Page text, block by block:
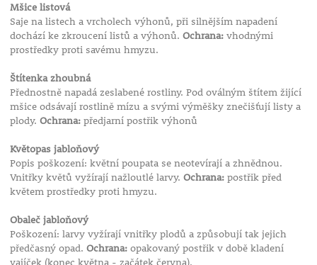
Mšice listová
Saje na listech a vrcholech výhonů, při silnějším napadení
dochází ke zkroucení listů a výhonů. Ochrana:vhodnými
prostředky proti savému hmyzu.
Štítenka zhoubná
Přednostně napadá zeslabené rostliny. Pod oválným štítem žijící
mšice odsávají rostlině mízu a svými výměšky znečišťují listy a
plody. Ochrana:předjarní postřik výhonů
Květopas jabloňový
Popis poškození: květní poupata se neotevírají a zhnědnou.
Vnitřky květů vyžírají nažloutlé larvy. Ochrana:postřik před
květem prostředky proti hmyzu.
Obaleč jabloňový
Poškození: larvy vyžírají vnitřky plodů a způsobují tak jejich
předčasný opad. Ochrana:opakovaný postřik v době kladení